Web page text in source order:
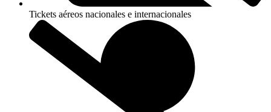
Tickets aéreos nacionales e internacionales